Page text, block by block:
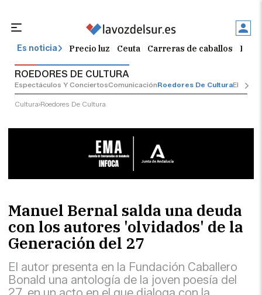
Es noticia Precio luz Ceuta Carreras de caballos
ROEDORES DE CULTURA
Espectáculos Y ConciertosComunicaciónRoedores De CulturaEl
Cultura Roedores De Cultura
Manuel Bernal salda una deuda
con los autores 'olvidados' de la
Generación del 27
El autor presenta en la Fundación Caballero
Bonald una antología de la joven poesía del